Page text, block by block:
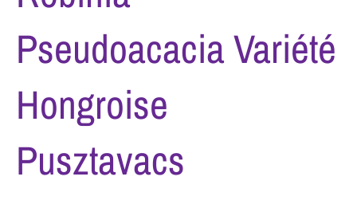
Pseudoacacia Variété
Hongroise
Pusztavacs